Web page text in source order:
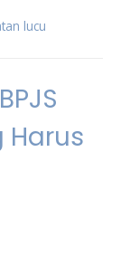
lucu
Harus